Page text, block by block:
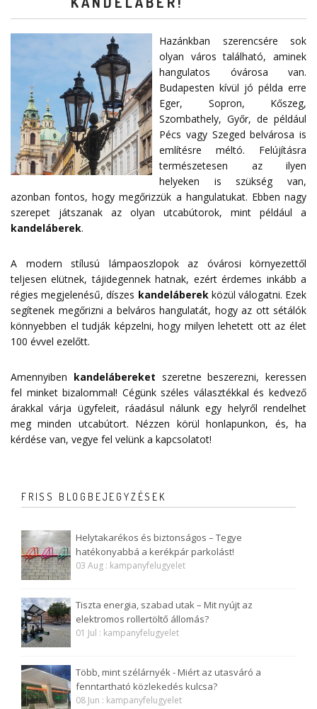
Hazánkban szerencsére sok
olyan város található, aminek
hangulatos óvárosa van.
Budapesten kívül jó példa erre
Eger, Sopron, Kőszeg,
Szombathely, Győr, de például
Pécs vagy Szeged belvárosa is
említésre méltó. Felújításra
természetesen az ilyen
helyeken is szükség van,
azonban fontos, hogy megőrizzük a hangulatukat. Ebben nagy
szerepet játszanak az olyan utcabútorok, mint például a
kandeláberek.
A modern stílusú lámpaoszlopok az óvárosi környezettől
teljesen elütnek, tájidegennek hatnak, ezért érdemes inkább a
régies megjelenésű, díszes kandeláberekközül válogatni. Ezek
segítenek megőrizni a belváros hangulatát, hogy az ott sétálók
könnyebben el tudják képzelni, hogy milyen lehetett ott az élet
100 évvel ezelőtt.
Amennyiben kandelábereket szeretne beszerezni, keressen
fel minket bizalommal! Cégünk széles választékkal és kedvező
árakkal várja ügyfeleit, ráadásul nálunk egy helyről rendelhet
meg minden utcabútort. Nézzen körül honlapunkon, és, ha
kérdése van, vegye fel velünk a kapcsolatot!
FRISS BLOGBEJEGYZÉSEK
Helytakarékos és biztonságos – Tegye
hatékonyabbá a kerékpár parkolást!
03 Aug : kampanyfelugyelet
Tiszta energia, szabad utak – Mit nyújt az
elektromos rollertöltő állomás?
01 Jul : kampanyfelugyelet
Több, mint szélárnyék - Miért az utasváró a
fenntartható közlekedés kulcsa?
08 Jun : kampanyfelugyelet